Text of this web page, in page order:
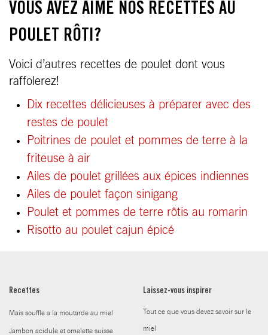
VOUS AVEZ AIMÉ NOS RECETTES AU
POULET RÔTI?
Voici d’autres recettes de poulet dont vous
raffolerez!
Dix recettes délicieuses à préparer avec des
restes de poulet
Poitrines de poulet et pommes de terre à la
friteuse à air
Ailes de poulet grillées aux épices indiennes
Ailes de poulet façon sinigang
Poulet et pommes de terre rôtis au romarin
Risotto au poulet cajun épicé
Recettes
Mais souffle a la moutarde au miel
Jambon acidule et omelette suisse
Laissez-vous inspirer
Tout ce que vous devez savoir sur le
miel